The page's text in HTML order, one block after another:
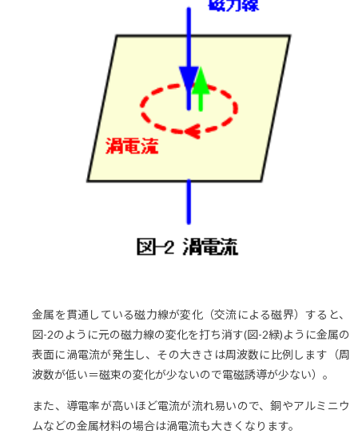
金属を貫通している磁力線が変化（交流による磁界）すると、
図-2のように元の磁力線の変化を打ち消す(図-2緑)ように金属の
表面に渦電流が発生し、その大きさは周波数に比例します（周
波数が低い＝磁束の変化が少ないので電磁誘導が少ない）。
また、導電率が高いほど電流が流れ易いので、銅やアルミニウ
ムなどの金属材料の場合は渦電流も大きくなります。